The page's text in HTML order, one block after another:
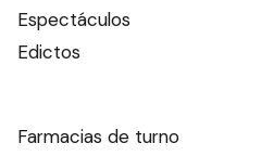
Espectáculos
Edictos
Farmacias de turno